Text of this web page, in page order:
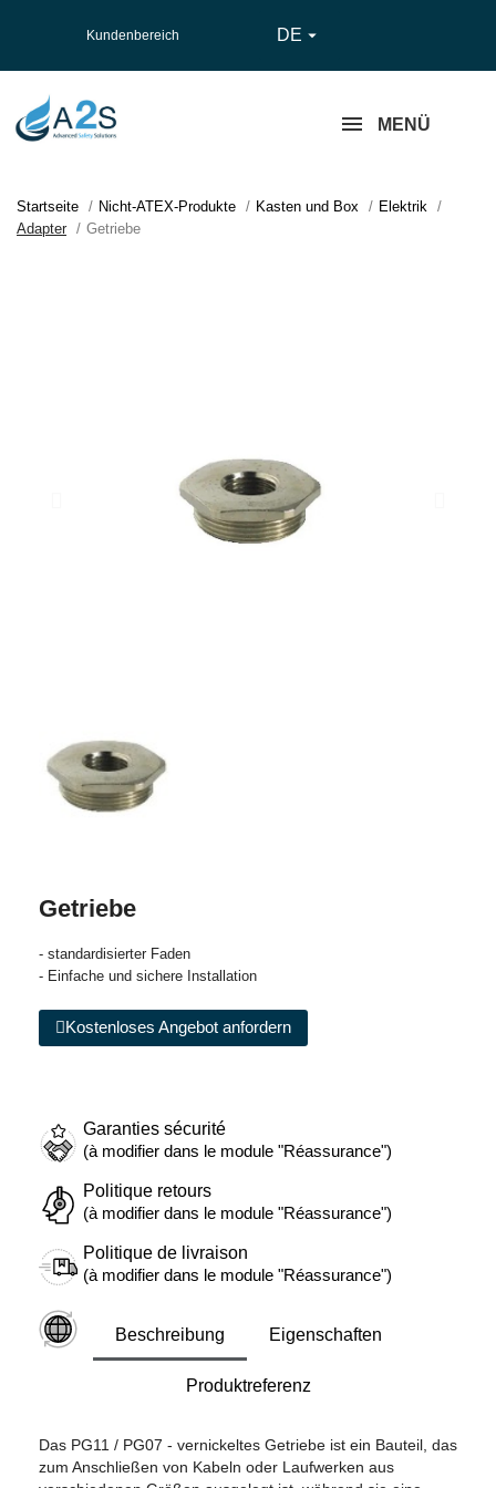
Kundenbereich DE 
MENÜ
Startseite Nicht-ATEX-Produkte Kasten und Box
Elektrik
Adapter
Getriebe
Getriebe
- standardisierter Faden
- Einfache und sichere Installation
Kostenloses Angebot anfordern
Garanties sécurité
(à modifier dans le module "Réassurance")
Politique retours
(à modifier dans le module "Réassurance")
Politique de livraison
(à modifier dans le module "Réassurance")
Beschreibung Eigenschaften
Produktreferenz
Das PG11 / PG07 - vernickeltes Getriebe ist ein Bauteil, das
zum Anschließen von Kabeln oder Laufwerken aus